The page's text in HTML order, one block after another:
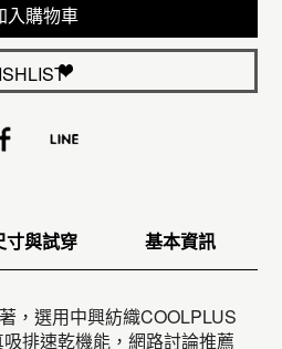
入購物車
寸與試穿 基本資訊
，選用中興紡織COOLPLUS
排速乾機能，網路討論推薦